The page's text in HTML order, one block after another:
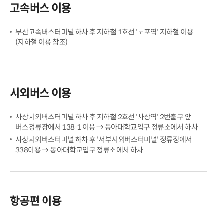
고속버스 이용
부산고속버스터미널 하차 후 지하철 1호선 '노포역' 지하철 이용
(지하철 이용 참조)
시외버스 이용
사상시외버스터미널 하차 후 지하철 2호선 '사상역' 2번출구 앞
버스정류장에서 138-1 이용 → 동아대학교입구 정류소에서 하차
사상시외버스터미널 하차 후 '서부시외버스터미널' 정류장에서
338이용 → 동아대학교입구 정류소에서 하차
항공편 이용